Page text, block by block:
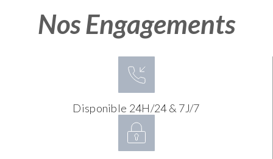
Nos Engagements
Disponible 24H/24 & 7J/7